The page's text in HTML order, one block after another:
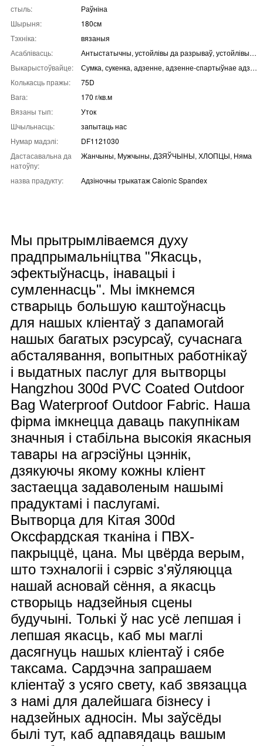
стыль:
Раўніна
Шырыня:
180см
Тэхніка:
вязаныя
Асаблівасць:
Антыстатычны, устойлівы да разрываў, устойлівы да ўсаджвання, устойлівы да плям, устойлівы да маршчын, дыхае
Выкарыстоўвайце:
Сумка, сукенка, адзенне, адзенне-спартыўнае адзенне, адзенне-сукенка, адзенне-футболкі, адзенне-штаны і шорты
Колькасць пражы:
75D
Вага:
170 г/кв.м
Вязаны тып:
Уток
Шчыльнасць:
запытаць нас
Нумар мадэлі:
DF1121030
Дастасавальна да
натоўпу:
Жанчыны, Мужчыны, ДЗЯЎЧЫНЫ, ХЛОПЦЫ, Няма
назва прадукту: Адзіночны трыкатаж Caionic Spandex
Мы прытрымліваемся духу
прадпрымальніцтва "Якасць,
эфектыўнасць, інавацыі і
сумленнасць". Мы імкнемся
стварыць большую каштоўнасць
для нашых кліентаў з дапамогай
нашых багатых рэсурсаў, сучаснага
абсталявання, вопытных работнікаў
і выдатных паслуг для вытворцы
Hangzhou 300d PVC Coated Outdoor
Bag Waterproof Outdoor Fabric. Наша
фірма імкнецца даваць пакупнікам
значныя і стабільна высокія якасныя
тавары на агрэсіўны цэннік,
дзякуючы якому кожны кліент
застаецца задаволеным нашымі
прадуктамі і паслугамі.
Вытворца для Кітая 300d
Оксфардская тканіна і ПВХ-
пакрыццё, цана. Мы цвёрда верым,
што тэхналогіі і сэрвіс з'яўляюцца
нашай асновай сёння, а якасць
створыць надзейныя сцены
будучыні. Толькі ў нас усё лепшая і
лепшая якасць, каб мы маглі
дасягнуць нашых кліентаў і сябе
таксама. Сардэчна запрашаем
кліентаў з усяго свету, каб звязацца
з намі для далейшага бізнесу і
надзейных адносін. Мы заўсёды
былі тут, каб адпавядаць вашым